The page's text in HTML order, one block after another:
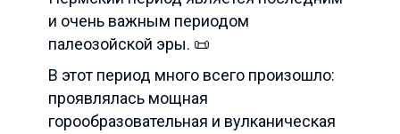
и очень важным периодом
палеозойской эры. 📜
В этот период много всего произошло:
проявлялась мощная
горообразовательная и вулканическая